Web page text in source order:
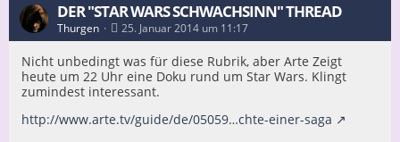
DER "STAR WARS SCHWACHSINN" THREAD
Thurgen 25. Januar 2014 um 11:17
Nicht unbedingt was für diese Rubrik, aber Arte Zeigt
heute um 22 Uhr eine Doku rund um Star Wars. Klingt
zumindest interessant.
http://www.arte.tv/guide/de/05059…chte-einer-saga